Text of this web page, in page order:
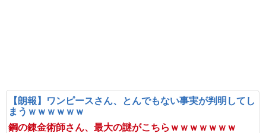
【朗報】ワンピースさん、とんでもない事実が判明してし
まうｗｗｗｗｗｗ
鋼の錬金術師さん、最大の謎がこちらｗｗｗｗｗｗｗ